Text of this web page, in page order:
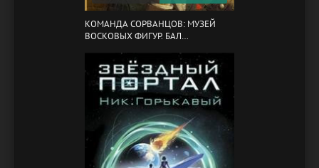
КОМАНДА СОРВАНЦОВ: МУЗЕЙ
ВОСКОВЫХ ФИГУР. БАЛ